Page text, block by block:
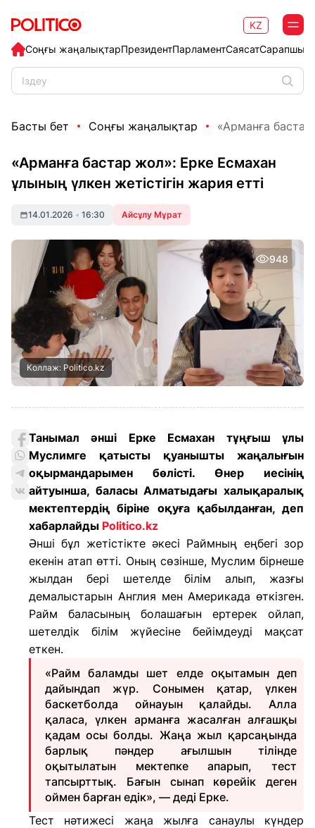
Соңғы жаңалықтарПрезидентПарламентСаясат
KZ
Басты бет Соңғы жаңалықтар «Арманға
«Арманға бастар жол»: Ерке Есмахан
ұлының үлкен жетістігін жария етті
14.01.2026 • 16:30 Айсұлу Мұрат
948
Коллаж: Politico.kz
Танымал әнші Ерке Есмахан тұңғыш ұлы
Муслимге қатысты қуанышты жаңалығын
оқырмандарымен бөлісті. Өнер иесінің
айтуынша, баласы Алматыдағы халықаралық
мектептердің біріне оқуға қабылданған, деп
хабарлайды Politico.kz
Әнші бұл жетістікте әкесі Раймның еңбегі зор
екенін атап өтті. Оның сөзінше, Муслим бірнеше
жылдан бері шетелде білім алып, жазғы
демалыстарын Англия мен Америкада өткізген.
Райм баласының болашағын ертерек ойлап,
шетелдік білім жүйесіне бейімдеуді мақсат
еткен.
«Райм баламды шет елде оқытамын деп
дайындап жүр. Сонымен қатар, үлкен
баскетболда ойнауын қалайды. Алла
қаласа, үлкен арманға жасалған алғашқы
қадам осы болды. Жаңа жыл қарсаңында
барлық пәндер ағылшын тілінде
оқытылатын мектепке апарып, тест
тапсырттық. Бағын сынап көрейік деген
оймен барған едік», — деді Ерке.
Тест нәтижесі жаңа жылға санаулы күндер